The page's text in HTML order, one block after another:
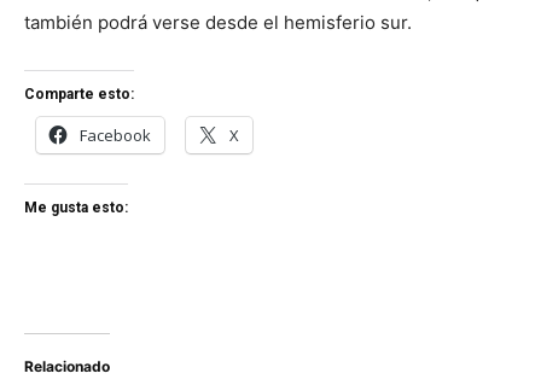
también podrá verse desde el hemisferio sur.
Comparte esto:
Facebook X
Me gusta esto:
Relacionado